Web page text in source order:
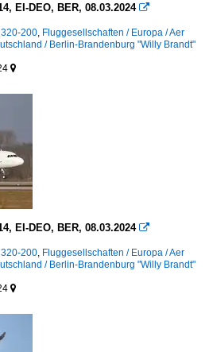
EI-DEO, BER, 08.03.2024 
320-200 Fluggesellschaften / Europa / Aer
/ Berlin-Brandenburg "Willy Brandt"

EI-DEO, BER, 08.03.2024 
320-200 Fluggesellschaften / Europa / Aer
/ Berlin-Brandenburg "Willy Brandt"
